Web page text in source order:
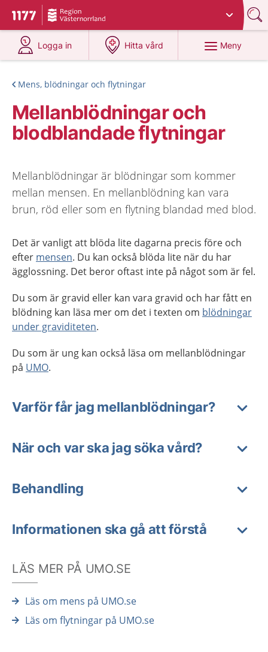
Till startsidan för 1177
Du har valt region
Logga in
på 1177.se
Hitta vård
på 1177.se
Meny
Mens, blödningar och flytningar
Mellanblödningar och
blodblandade flytningar
Mellanblödningar är blödningar som kommer
mellan mensen. En mellanblödning kan vara
brun, röd eller som en flytning blandad med blod.
Det är vanligt att blöda lite dagarna precis före och
efter mensen. Du kan också blöda lite när du har
ägglossning. Det beror oftast inte på något som är fel.
Du som är gravid eller kan vara gravid och har fått en
blödning kan läsa mer om det i texten om blödningar
under graviditeten.
Du som är ung kan också läsa om mellanblödningar
på UMO.
Varför får jag mellanblödningar?
När och var ska jag söka vård?
Behandling
Informationen ska gå att förstå
LÄS MER PÅ UMO.SE
Läs om mens på UMO.se
Läs om flytningar på UMO.se